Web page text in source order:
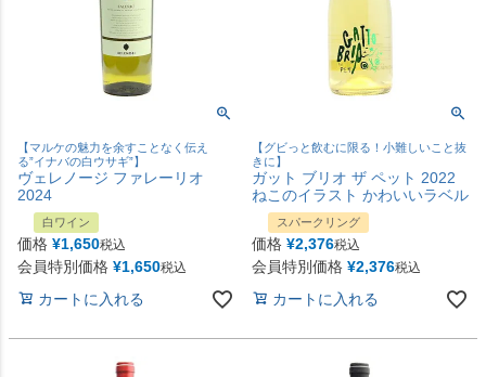
【マルケの魅力を余すことなく伝え
る”イナバの白ウサギ”】
ヴェレノージ ファレーリオ
2024
白ワイン
価格 ¥1,650税込
会員特別価格 ¥1,650税込
カートに入れる
【グビっと飲むに限る！小難しいこと抜
きに】
ガット ブリオ ザ ペット 2022
ねこのイラスト かわいいラベル
スパークリング
価格 ¥2,376税込
会員特別価格 ¥2,376税込
カートに入れる